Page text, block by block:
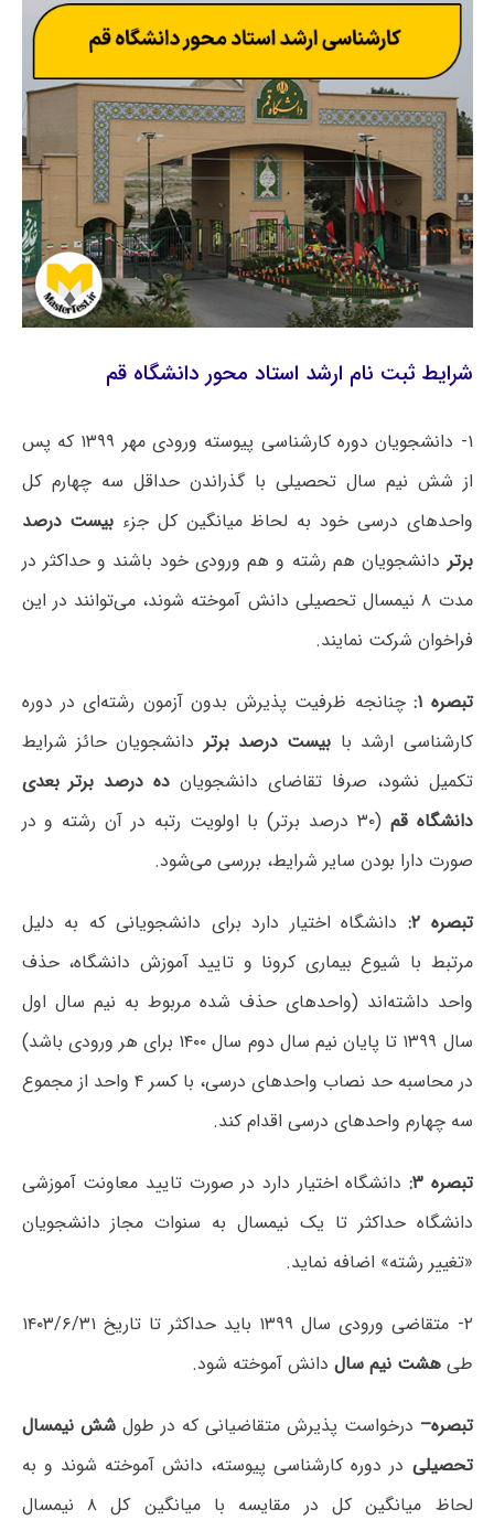
شرایط ثبت نام ارشد استاد محور دانشگاه قم
۱- دانشجویان دوره کارشناسی پیوسته ورودی مهر ۱۳۹۹ که پس
از شش نیم سال تحصیلی با گذراندن حداقل سه چهارم کل
واحدهای درسی خود به لحاظ میانگین کل جزء بیست درصد
برتر دانشجویان هم رشته و هم ورودی خود باشند و حداکثر در
مدت ۸ نیمسال تحصیلی دانش آموخته شوند، می‌توانند در این
فراخوان شرکت نمایند.
تبصره ۱:
چنانجه ظرفیت پذیرش بدون آزمون رشته‌ای در دوره
کارشناسی ارشد با بیست درصد برتر دانشجویان حائز شرایط
تکمیل نشود، صرفا تقاضای دانشجویان ده درصد برتر بعدی
دانشگاه قم
(۳۰ درصد برتر) با اولویت رتبه در آن رشته و در
صورت دارا بودن سایر شرایط، بررسی می‌شود.
تبصره ۲:
دانشگاه اختیار دارد برای دانشجویانی که به دلیل
مرتبط با شیوع بیماری کرونا و تایید آموزش دانشگاه، حذف
واحد داشته‌اند (واحدهای حذف شده مربوط به نیم سال اول
سال ۱۳۹۹ تا پایان نیم سال دوم سال ۱۴۰۰ برای هر ورودی باشد)
در محاسبه حد نصاب واحدهای درسی، با کسر ۴ واحد از مجموع
سه چهارم واحدهای درسی اقدام کند.
تبصره ۳:
دانشگاه اختیار دارد در صورت تایید معاونت آموزشی
دانشگاه حداکثر تا یک نیمسال به سنوات مجاز دانشجویان
«تغییر رشته» اضافه نماید.
۲- متقاضی ورودی سال ۱۳۹۹ باید حداکثر تا تاریخ ۱۴۰۳/۶/۳۱
طیهشت نیم سال دانش آموخته شود.
تبصره– درخواست پذیرش متقاضیانی که در طولشش نیمسال
تحصیلی در دوره کارشناسی پیوسته، دانش آموخته شوند و به
لحاظ میانگین کل در مقایسه با میانگین کل ۸ نیمسال